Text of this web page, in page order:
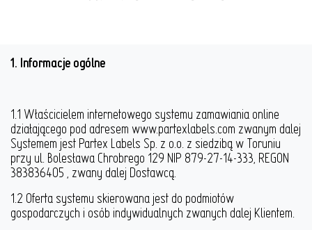
1. Informacje ogólne
1.1 Właścicielem internetowego systemu zamawiania online
działającego pod adresem www.partexlabels.com zwanym dalej
Systemem jest Partex Labels Sp. z o.o. z siedzibą w Toruniu
przy ul. Bolesława Chrobrego 129 NIP 879-27-14-333, REGON
383836405 , zwany dalej Dostawcą.
1.2 Oferta systemu skierowana jest do podmiotów
gospodarczych i osób indywidualnych zwanych dalej Klientem.